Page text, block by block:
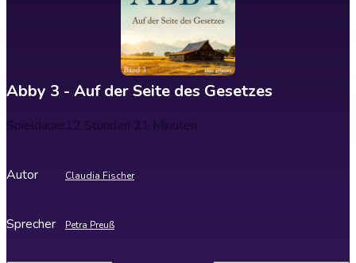
Abby 3 - Auf der Seite des Gesetzes
Spieldauer12 Stunden 21 Minuten
Autor Claudia Fischer
Sprecher Petra Preuß